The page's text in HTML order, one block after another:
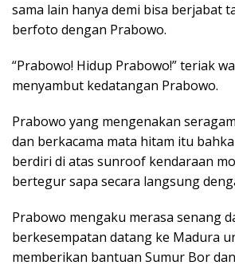
sama lain hanya demi bisa berjabat
berfoto dengan Prabowo.
“Prabowo! Hidup Prabowo!” teriak
menyambut kedatangan Prabowo.
Prabowo yang mengenakan
dan berkacama mata hitam itu
berdiri di atas sunroof kendaraan
bertegur sapa secara langsung
Prabowo mengaku merasa senang
berkesempatan datang ke Madura
memberikan bantuan Sumur Bor